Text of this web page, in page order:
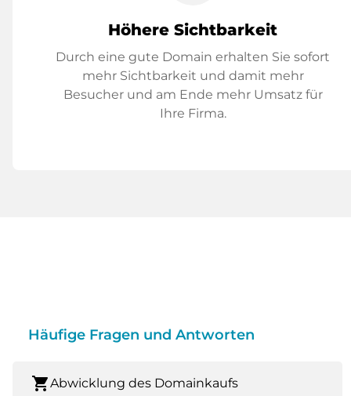
Höhere Sichtbarkeit
Durch eine gute Domain erhalten Sie sofort
mehr Sichtbarkeit und damit mehr
Besucher und am Ende mehr Umsatz für
Ihre Firma.
Häufige Fragen und Antworten
shopping_cartAbwicklung des Domainkaufs